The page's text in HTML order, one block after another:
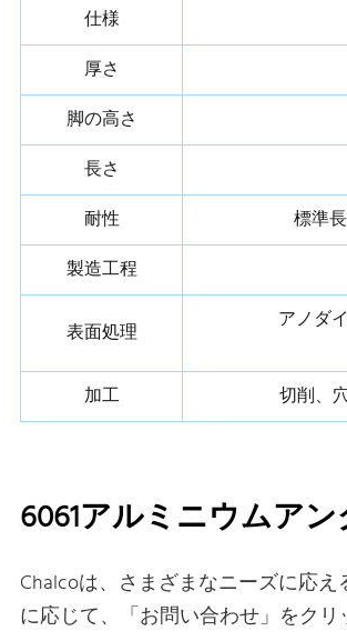
仕様
厚さ
脚の高さ
長さ
耐性
標準
製造工程
表面処理
アノダ
加工
切削、
6061アルミニウムア
Chalcoは、さまざまなニーズに応
に応じて、「お問い合わせ」をク